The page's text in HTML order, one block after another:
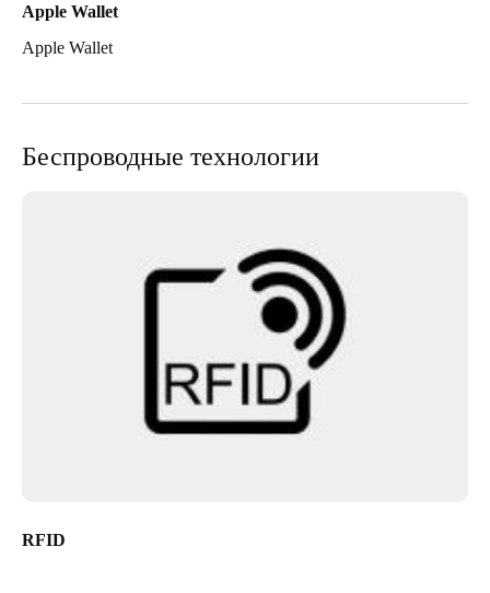
Apple Wallet
Apple Wallet
Беспроводные технологии
RFID